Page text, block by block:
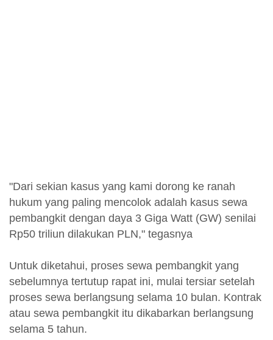
"Dari sekian kasus yang kami dorong ke ranah
hukum yang paling mencolok adalah kasus sewa
pembangkit dengan daya 3 Giga Watt (GW) senilai
Rp50 triliun dilakukan PLN," tegasnya
Untuk diketahui, proses sewa pembangkit yang
sebelumnya tertutup rapat ini, mulai tersiar setelah
proses sewa berlangsung selama 10 bulan. Kontrak
atau sewa pembangkit itu dikabarkan berlangsung
selama 5 tahun.